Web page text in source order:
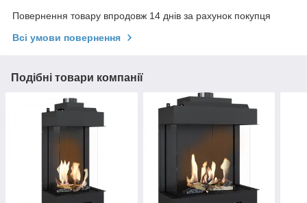
Повернення товару впродовж 14 днів за рахунок покупця
Всі умови повернення
Подібні товари компанії